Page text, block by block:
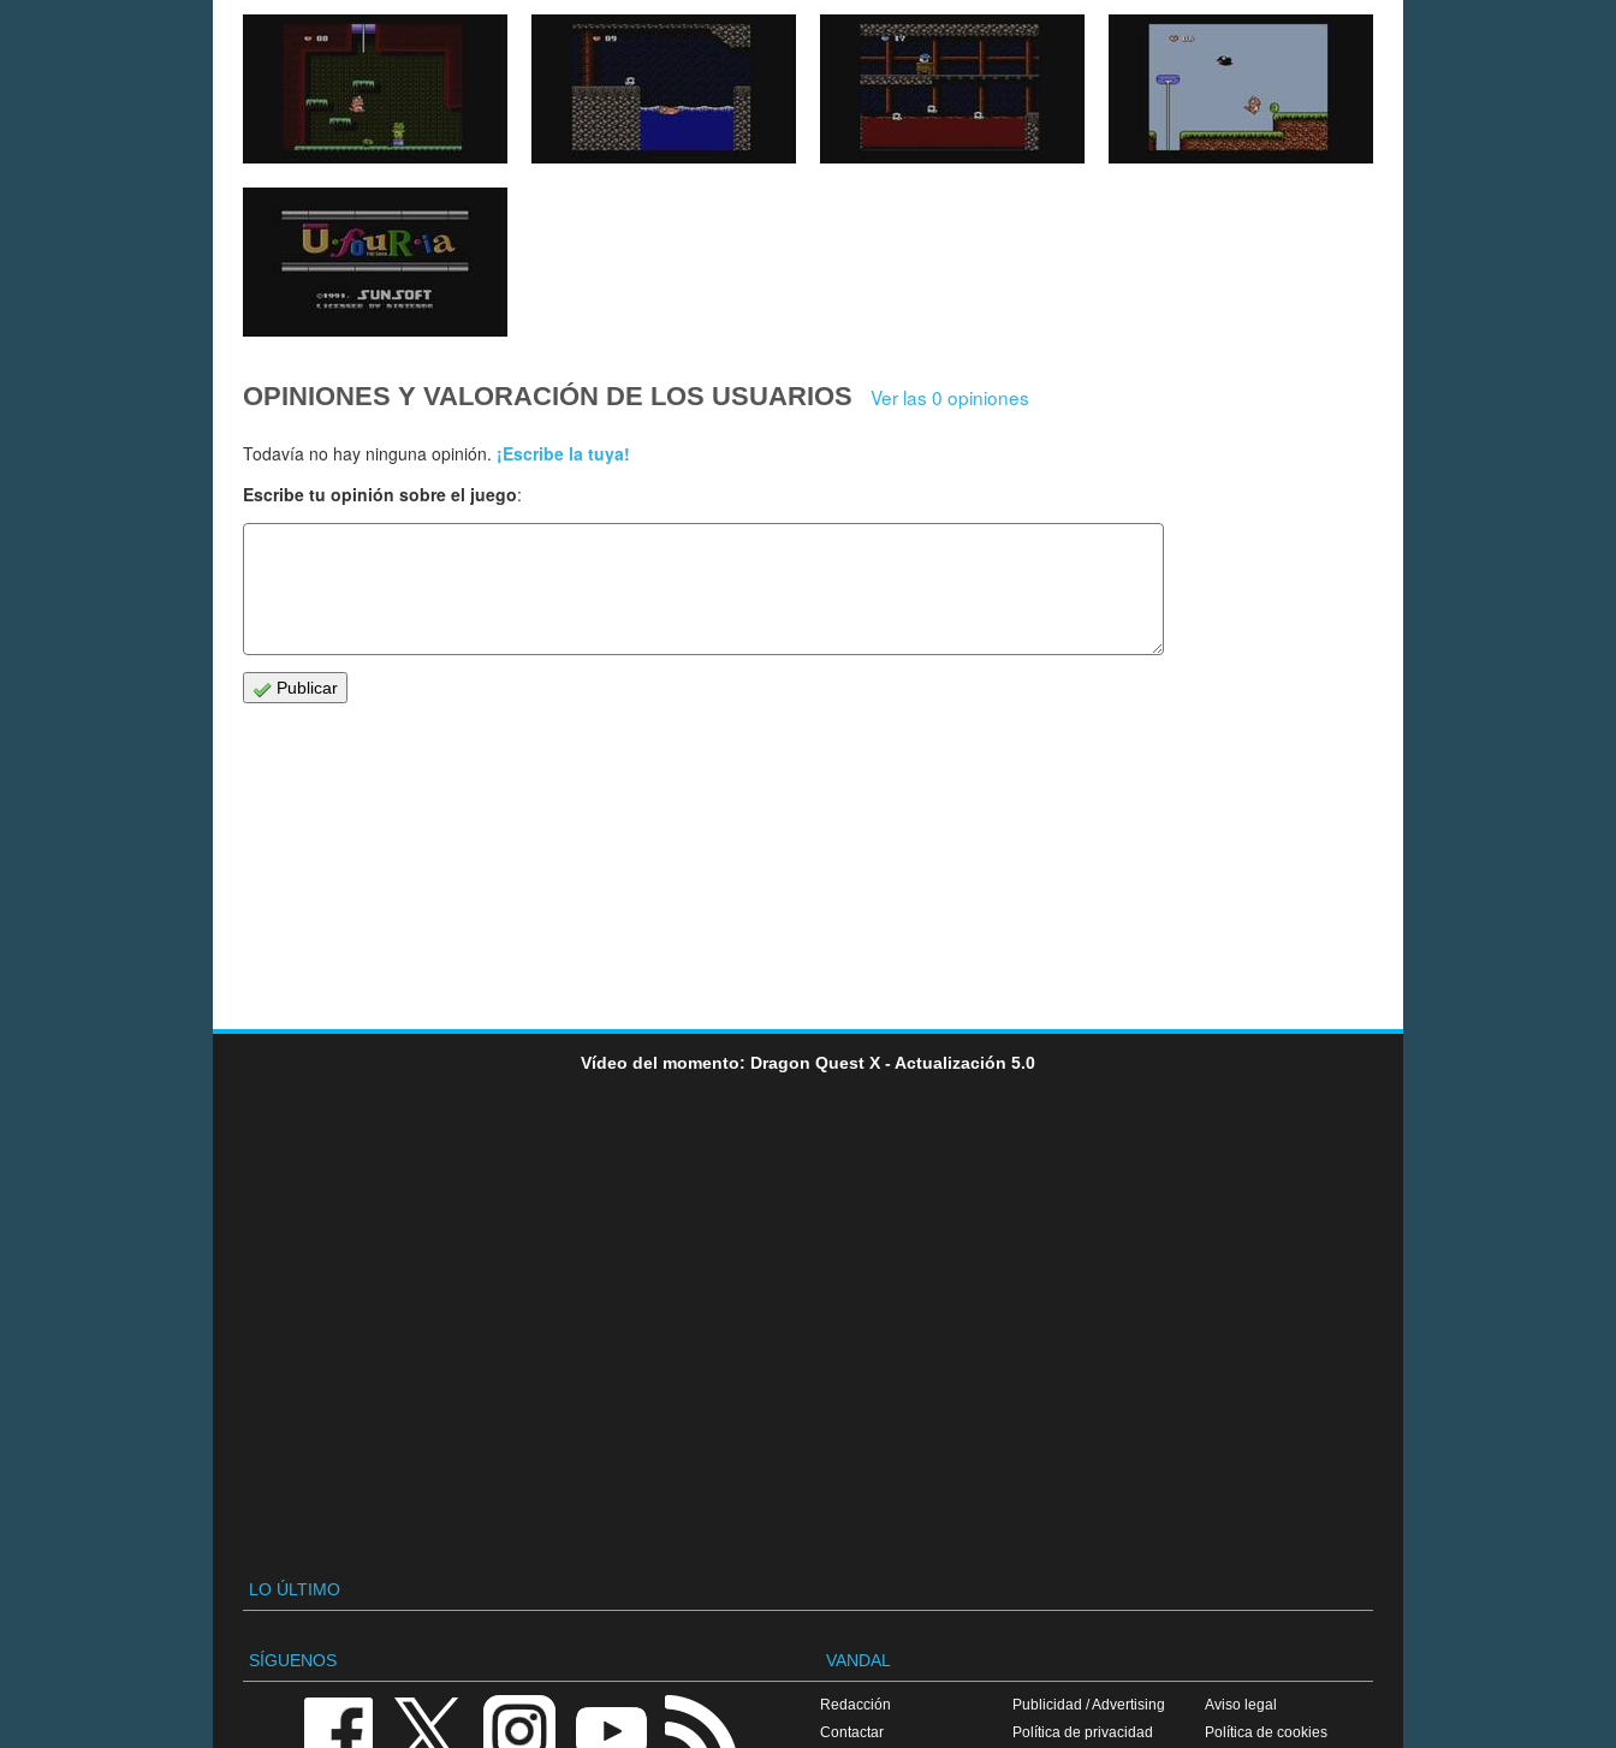
OPINIONES Y VALORACIÓN DE LOS USUARIOS Ver las 0 opiniones
Todavía no hay ninguna opinión. ¡Escribe la tuya!
Escribe tu opinión sobre el juego:
Publicar
Vídeo del momento: Dragon Quest X - Actualización 5.0
LO ÚLTIMO
SÍGUENOS VANDAL
Redacción
Contactar
Publicidad / Advertising
Política de privacidad
Aviso legal
Política de cookies